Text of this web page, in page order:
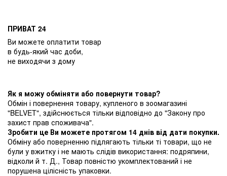
ПРИВАТ 24
Ви можете оплатити товар
в будь-який час доби,
не виходячи з дому
Як я можу обміняти або повернути товар?
Обмін і повернення товару, купленого в зоомагазині
"BELVET", здійснюється тільки відповідно до "Закону про
захист прав споживача".
Зробити це Ви можете протягом 14 днів від дати покупки.
Обміну або поверненню підлягають тільки ті товари, що не
були у вжитку і не мають слідів використання: подряпини,
відколи й т. Д., Товар повністю укомплектований і не
порушена цілісність упаковки.